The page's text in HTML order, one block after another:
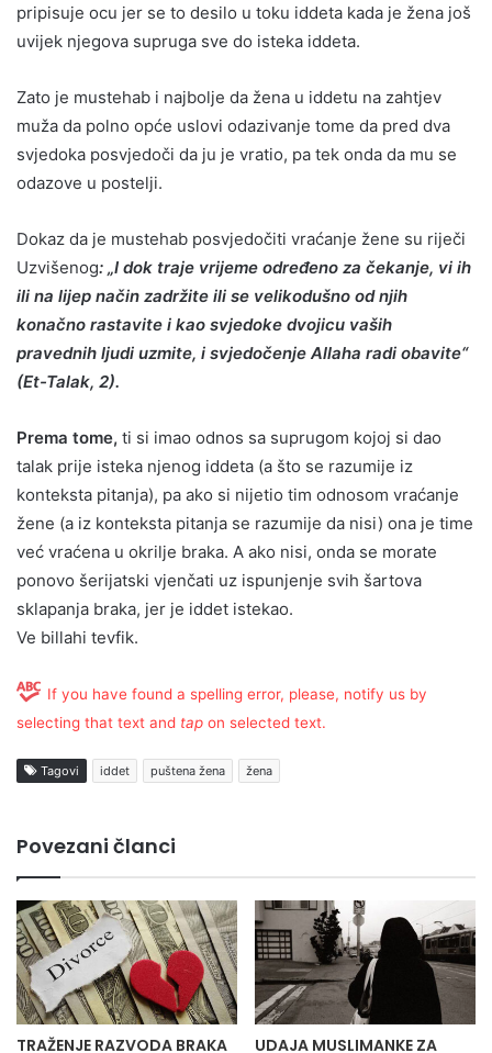
pripisuje ocu jer se to desilo u toku iddeta kada je žena još
uvijek njegova supruga sve do isteka iddeta.
Zato je mustehab i najbolje da žena u iddetu na zahtjev
muža da polno opće uslovi odazivanje tome da pred dva
svjedoka posvjedoči da ju je vratio, pa tek onda da mu se
odazove u postelji.
Dokaz da je mustehab posvjedočiti vraćanje žene su riječi
Uzvišenog: „I dok traje vrijeme određeno za čekanje, vi ih
ili na lijep način zadržite ili se velikodušno od njih
konačno rastavite i kao svjedoke dvojicu vaših
pravednih ljudi uzmite, i svjedočenje Allaha radi obavite“
(Et-Talak, 2).
Prema tome, ti si imao odnos sa suprugom kojoj si dao
talak prije isteka njenog iddeta (a što se razumije iz
konteksta pitanja), pa ako si nijetio tim odnosom vraćanje
žene (a iz konteksta pitanja se razumije da nisi) ona je time
već vraćena u okrilje braka. A ako nisi, onda se morate
ponovo šerijatski vjenčati uz ispunjenje svih šartova
sklapanja braka, jer je iddet istekao.
Ve billahi tevfik.
If you have found a spelling error, please, notify us by
selecting that text and tap on selected text.
Tagovi iddet puštena žena žena
Povezani članci
TRAŽENJE RAZVODA BRAKA UDAJA MUSLIMANKE ZA